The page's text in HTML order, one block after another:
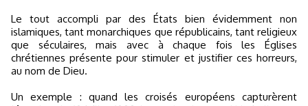
Le tout accompli par des États bien évidemment non
islamiques, tant monarchiques que républicains, tant religieux
que séculaires, mais avec à chaque fois les Églises
chrétiennes présente pour stimuler et justifier ces horreurs,
au nom de Dieu.
Un exemple : quand les croisés européens capturèrent